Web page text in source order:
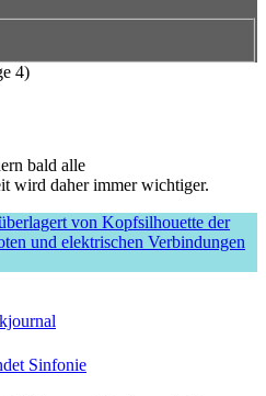
4)
bald alle
wird daher immer wichtiger.
Sinfonie